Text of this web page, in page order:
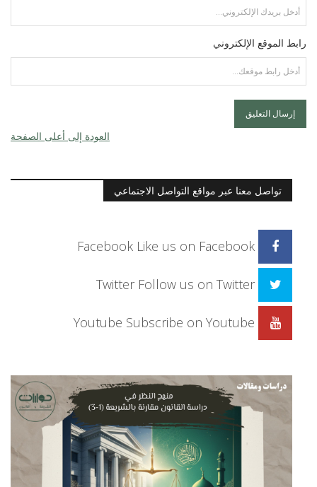
رابط الموقع الإلكتروني
العودة إلى أعلى الصفحة
تواصل معنا عبر مواقع التواصل الاجتماعي
Facebook Like us on Facebook
Twitter Follow us on Twitter
Youtube Subscribe on Youtube